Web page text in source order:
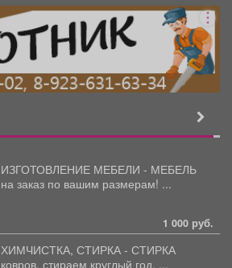
ИЗГОТОВЛЕНИЕ МЕБЕЛИ - МЕБЕЛЬ
на заказ по вашим размерам! ...
1 000 руб.
ХИМЧИСТКА, СТИРКА - СТИРКА
ковров, стираем круглый год, ...